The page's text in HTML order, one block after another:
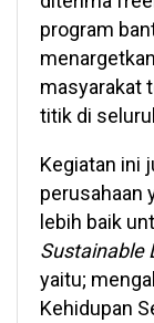
program
masyarakat
titik di
Kegiatan ini
perusahaan
lebih baik
Sustainable
yaitu;
Kehidupan